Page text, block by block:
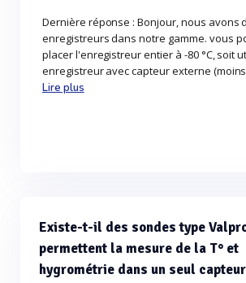
Dernière réponse : Bonjour, nous avons
enregistreurs dans notre gamme. vous
placer l'enregistreur entier à -80 °C, soit
enregistreur avec capteur externe
Lire plus
Existe-t-il des sondes type
permettent la mesure de la T° et
hygrométrie dans un seul